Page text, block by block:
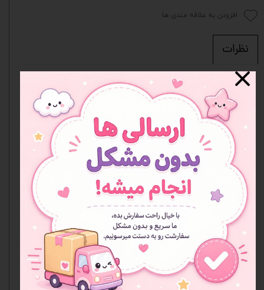
افزودن به علاقه مندی ها
نظرات
۵ از ۵
۱ مشارکت کننده
شما هم می‌توانید در مورد این کالا نظر بدهید.
ثبت نظر
موجودی استیکر صدتایی ۴ طرح
احمدی ۰۳/۱۱/۱۵
موجود شد خبر بدید
پاسخ دهید